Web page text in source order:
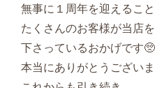
無事に１周年を迎えるこ
たくさんのお客様が当店
下さっているおかげです
本当にありがとうございま